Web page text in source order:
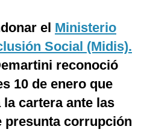
el Ministerio
Social (Midis).
reconoció
10 de enero que
cartera ante las
presunta corrupción